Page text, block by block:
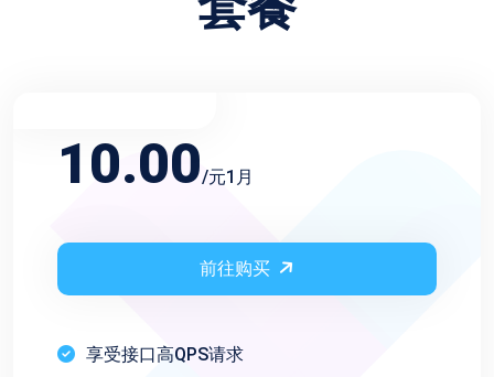
10.00/元1月
前往购买
享受接口高QPS请求